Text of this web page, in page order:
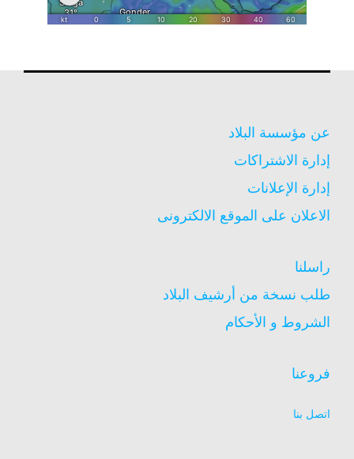
عن مؤسسة البلاد
إدارة الاشتراكات
إدارة الإعلانات
الاعلان على الموقع الالكترونى
راسلنا
طلب نسخة من أرشيف البلاد
الشروط و الأحكام
فروعنا
اتصل بنا